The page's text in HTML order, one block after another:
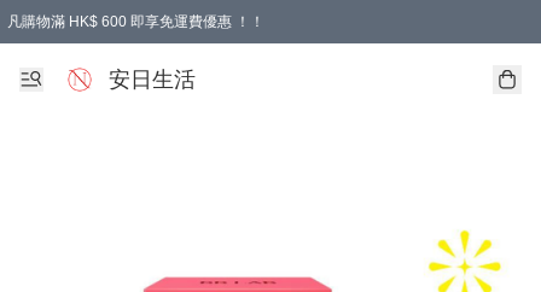
凡購物滿 HK$ 600 即享免運費優惠 ！！
安日生活